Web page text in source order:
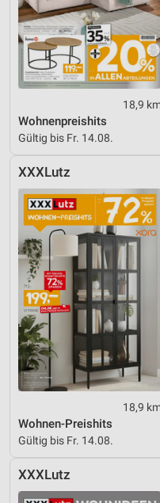
18,9
Wohnenpreishits
Gültig bis Fr. 14.08.
XXXLutz
18,9
Wohnen-Preishits
Gültig bis Fr. 14.08.
XXXLutz
Geräte anhand von aktiv
Informationen
Nicht-IAB-Verarbeitungszwecke:
Notwendig
Funktional
Werbung